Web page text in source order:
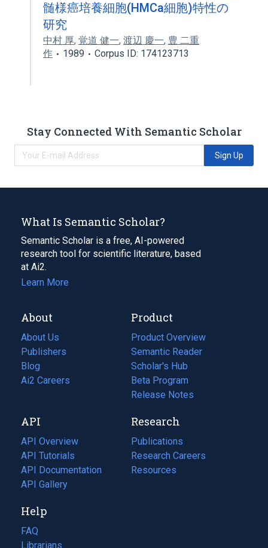
髄様癌培養細胞(HMCa細胞)特性の
研究
中村 厚, 覚道 健一, 渡辺 慶一, 豊 二重
作
1989 Corpus ID: 174123713
Stay Connected With Semantic Scholar
Sign Up
What Is Semantic Scholar?
Semantic Scholar is a free, AI-powered
research tool for scientific literature, based
at Ai2.
Learn More
About
About Us
Publishers
Blog
(opens
in
tab)
Ai2 Careers
(opens
new
tab)
Product
Product Overview
Semantic Reader
Scholar's Hub
Beta Program
Release Notes
API
API Overview
API Tutorials
API Documentation
(opens
in
new
tab)
API Gallery
Research
Publications
(opens
in
a
Research Careers
(opens
in
Resources
(opens
Help
FAQ
Librarians